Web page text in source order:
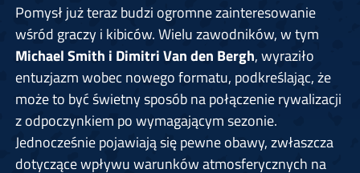
Pomysł już teraz budzi ogromne zainteresowanie
wśród graczy i kibiców. Wielu zawodników, w tym
Michael Smith i Dimitri Van den Bergh, wyraziło
entuzjazm wobec nowego formatu, podkreślając, że
może to być świetny sposób na połączenie rywalizacji
z odpoczynkiem po wymagającym sezonie.
Jednocześnie pojawiają się pewne obawy, zwłaszcza
dotyczące wpływu warunków atmosferycznych na